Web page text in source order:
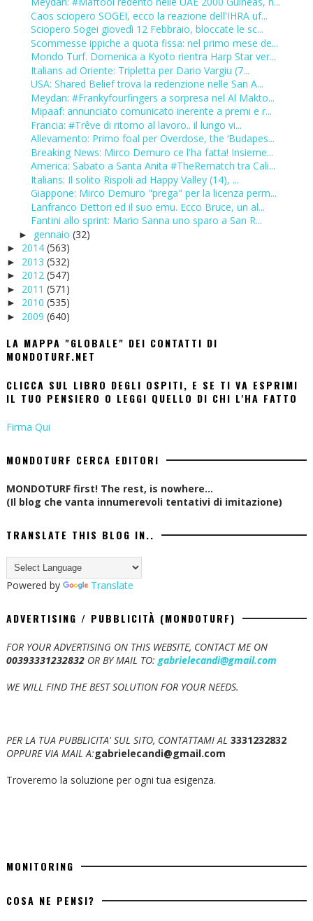
Caos sciopero SOGEI, ecco la reazione dell'IHRA uf...
Sciopero Sogei giovedì 12 Febbraio, bloccate le sc...
Scommesse ippiche a quota fissa: nel primo mese de...
Mondo Turf. Domenica a Kyoto rientra Harp Star ver...
Italians ad Oriente: Tripletta per Dario Vargiu (7...
USA: Shared Belief trova la redenzione nelle San A...
Meydan: #Frankyfourfingers a sorpresa nel Al Makto...
Mipaaf: annunciato comunicato inerente a premi e r...
Francia: #Trêve di ritorno al lavoro.. il lungo vi...
Allevamento: Primo foal per Overdose, the ‘Budapes...
Breaking News: Mirco Demuro ce l'ha fatta! Insieme...
America: Sabato a Santa Anita #TheRematch tra Cali...
Italians: Il solito Rispoli ad Happy Valley (14), ...
Giappone: Mirco Demuro "prega" per la licenza perm...
Lanfranco Dettori ed il suo emu. Ecco Bruce, un al...
Fantini allo sprint: Mario Sanna uno sparo a San R...
► gennaio (32)
► 2014 (563)
► 2013 (532)
► 2012 (547)
► 2011 (571)
► 2010 (535)
► 2009 (640)
LA MAPPA "GLOBALE" DEI CONTATTI DI
MONDOTURF.NET
CLICCA SUL LIBRO DEGLI OSPITI, E SE TI VA ESPRIMI
IL TUO PENSIERO O LEGGI QUELLO DI CHI L'HA FATTO
Firma Qui
MONDOTURF CERCA EDITORI
MONDOTURF first! The rest, is nowhere...
(Il blog che vanta innumerevoli tentativi di imitazione)
TRANSLATE THIS BLOG IN..
Powered by Translate
ADVERTISING / PUBBLICITÀ (MONDOTURF)
FOR YOUR ADVERTISING ON THIS WEBSITE, CONTACT ME ON
00393331232832OR BY MAIL TO: gabrielecandi@gmail.com
WE WILL FIND THE BEST SOLUTION FOR YOUR NEEDS.
PER LA TUA PUBBLICITA' SUL SITO, CONTATTAMI AL 3331232832
OPPURE VIA MAIL A:gabrielecandi@gmail.com
Troveremo la soluzione per ogni tua esigenza.
MONITORING
COSA NE PENSI?